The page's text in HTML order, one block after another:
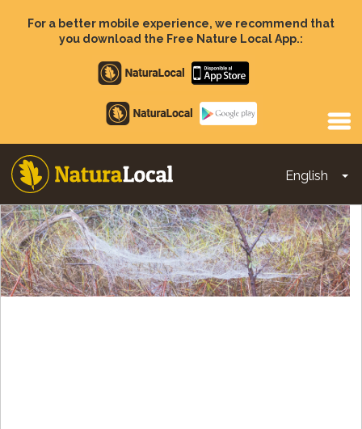
For a better mobile experience, we recommend that
you download the Free Nature Local App.:
Apple
store
Google
Play
English
Main
navigation